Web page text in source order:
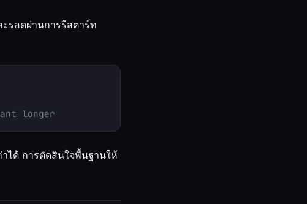
ะรอดผ่านการรีสตาร์ท
longer
ได้ การตัดสินใจพื้นฐานให้